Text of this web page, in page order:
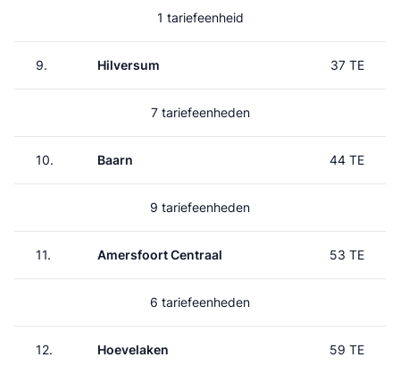
1 tariefeenheid
9. Hilversum 37 TE
7 tariefeenheden
10. Baarn 44 TE
9 tariefeenheden
11. Amersfoort Centraal 53 TE
6 tariefeenheden
12. Hoevelaken 59 TE